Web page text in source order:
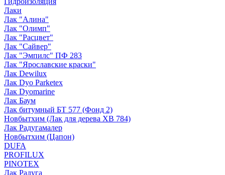
Лаки
Лак "Алина"
Лак "Олимп"
Лак "Расцвет"
Лак "Сайвер"
Лак "Эмпилс" ПФ 283
Лак "Ярославские краски"
Лак Dewilux
Лак Dyo Parketex
Лак Dyomarine
Лак Баум
Лак битумный БТ 577 (Фонд 2)
Новбытхим (Лак для дерева ХВ 784)
Лак Радугамалер
Новбытхим (Цапон)
DUFA
PROFILUX
PINOTEX
Лак Радуга